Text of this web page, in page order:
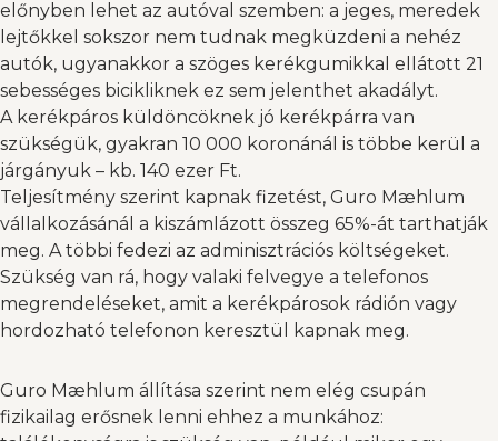
előnyben lehet az autóval szemben: a jeges, meredek
lejtőkkel sokszor nem tudnak megküzdeni a nehéz
autók, ugyanakkor a szöges kerékgumikkal ellátott 21
sebességes bicikliknek ez sem jelenthet akadályt.
A kerékpáros küldöncöknek jó kerékpárra van
szükségük, gyakran 10 000 koronánál is többe kerül a
járgányuk – kb. 140 ezer Ft.
Teljesítmény szerint kapnak fizetést, Guro Mæhlum
vállalkozásánál a kiszámlázott összeg 65%-át tarthatják
meg. A többi fedezi az adminisztrációs költségeket.
Szükség van rá, hogy valaki felvegye a telefonos
megrendeléseket, amit a kerékpárosok rádión vagy
hordozható telefonon keresztül kapnak meg.
Guro Mæhlum állítása szerint nem elég csupán
fizikailag erősnek lenni ehhez a munkához: